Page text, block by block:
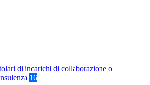
di incarichi di collaborazione o
16